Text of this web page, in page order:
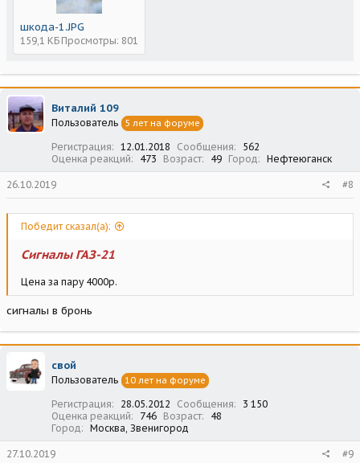
шкода-1.JPG
159,1 КБ Просмотры: 801
Виталий 109
Пользователь 5 лет на форуме
Регистрация 12.01.2018 Сообщения
562
Оценка реакций
473 Возраст 49 Город Нефтеюганск
26.10.2019 #8
Победит сказал(а):
Сигналы ГАЗ-21
Цена за пару 4000р.
сигналы в бронь
свой
Пользователь 10 лет на форуме
Регистрация 28.05.2012 Сообщения
3 150
Оценка реакций
746 Возраст
48
Город
Москва, Звенигород
27.10.2019 #9